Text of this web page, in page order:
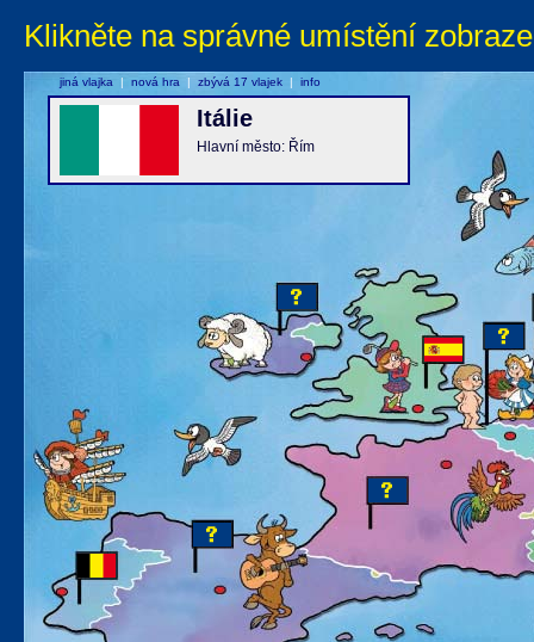
Klikněte na správné umístění
Itálie
Hlavní město: Řím
jiná vlajka | nová hra | zbývá 17 vlajek | info